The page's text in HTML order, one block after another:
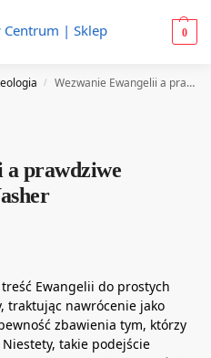
0
/ Wezwanie Ewangelii a prawdziwe nawrócenie | Paul Washer
a prawdziwe
treść Ewangelii do prostych
traktując nawrócenie jako
zbawienia tym, którzy
takie podejście